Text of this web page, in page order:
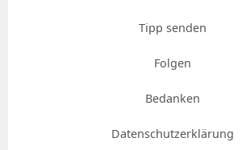
Tipp senden
Folgen
Bedanken
Datenschutzerklärung